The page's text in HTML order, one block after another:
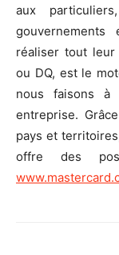
aux
réaliser tout
ou DQ, est le
nous faisons à
entreprise.
pays et
offre des